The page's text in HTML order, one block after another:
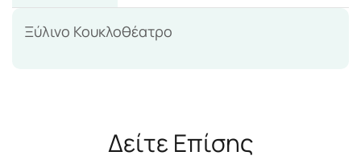
Ξύλινο Κουκλοθέατρο
Δείτε Επίσης